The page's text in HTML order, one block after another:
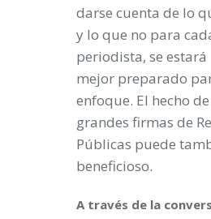
darse cuenta de lo
y lo que no para
periodista, se estará
mejor preparado
enfoque. El hecho
grandes firmas de
Públicas puede
beneficioso.
A través de la